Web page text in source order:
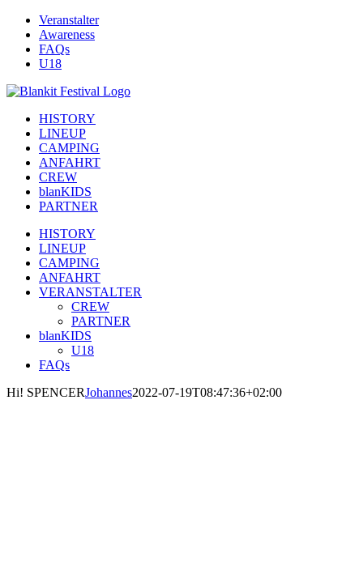
Zum
Inhalt
springen
Veranstalter
Awareness
FAQs
U18
HISTORY
LINEUP
CAMPING
ANFAHRT
CREW
blanKIDS
PARTNER
HISTORY
LINEUP
CAMPING
ANFAHRT
VERANSTALTER
CREW
PARTNER
blanKIDS
U18
FAQs
Hi! SPENCERJohannes2022-07-19T08:47:36+02:00